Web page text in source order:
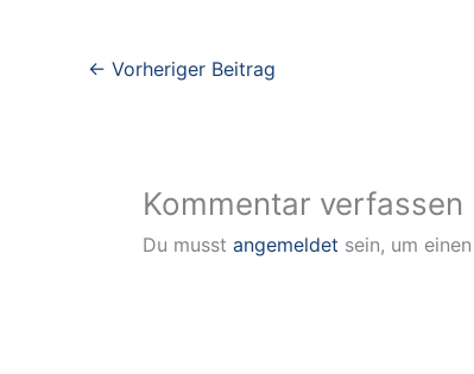
← Vorheriger Beitrag
Kommentar verfassen
Du musst angemeldet sein, um